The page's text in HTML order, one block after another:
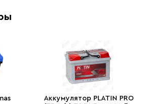
Аккумулятор PLATIN PRO